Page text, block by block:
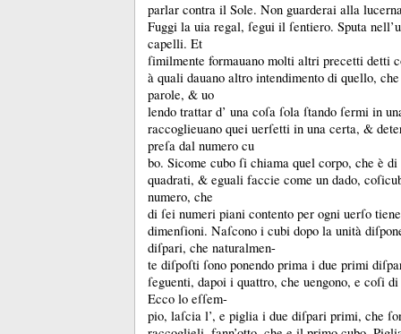
parlar contra il Sole. Non guarderai alla
Fuggi la uia regal, ſegui il ſentiero. Sputa
capelli. Et
ſimilmente formauano molti altri precetti detti
à quali dauano altro intendimento di quello, che
parole, & uo
lendo trattar d’ una coſa ſola ſtando ſermi in
raccoglieuano quei uerſetti in una certa, &
preſa dal numero cu
bo. Sicome cubo ſi chiama quel corpo, che è
quadrati, & eguali faccie come un dado,
numero, che
di ſei numeri piani contento per ogni uerſo
dimenſioni. Naſcono i cubi dopo la unità
diſpari, che naturalmen-
te diſpoſti ſono ponendo prima i due primi
ſeguenti, dapoi i quattro, che uengono, e coſi
Ecco lo eſſem-
pio, laſcia l’, e piglia i due diſpari primi, che